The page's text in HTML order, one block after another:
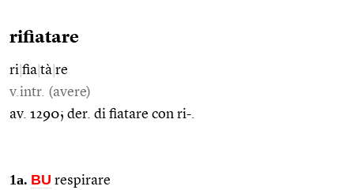
rifiatare
ri fia tà re
v.intr. (avere)
av. 1290; der. di fiatare con ri-.
1a. BU respirare